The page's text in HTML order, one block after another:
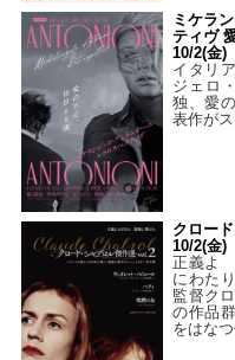
ミケラ
ティヴ
10/2(金)
イタリ
ジェロ
独、愛
表作が
クロー
10/2(金)
正義よ
にわた
監督ク
の作品
をはな